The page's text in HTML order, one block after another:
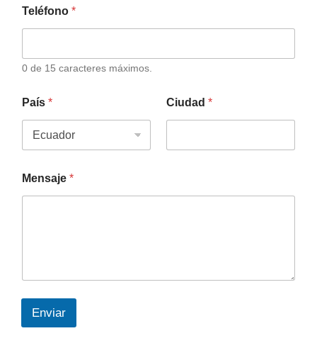
Teléfono *
0 de 15 caracteres máximos.
País * Ciudad *
Mensaje *
Enviar